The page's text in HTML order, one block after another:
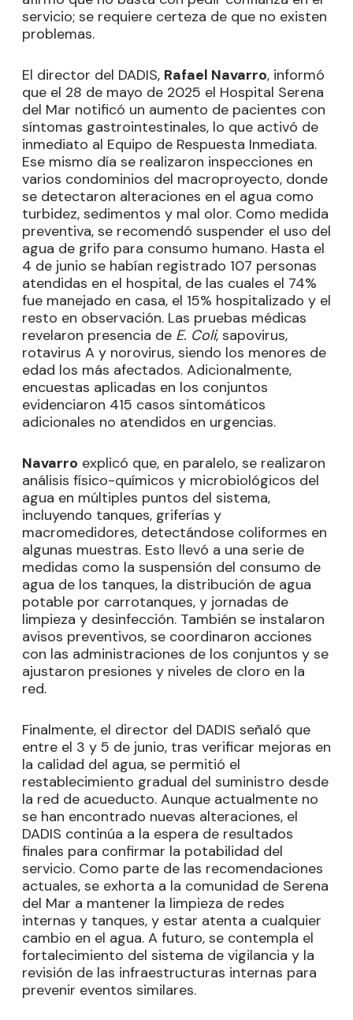
servicio; se requiere certeza de que no existen
problemas.
El director del DADIS, Rafael Navarro, informó
que el 28 de mayo de 2025 el Hospital Serena
del Mar notificó un aumento de pacientes con
síntomas gastrointestinales, lo que activó de
inmediato al Equipo de Respuesta Inmediata.
Ese mismo día se realizaron inspecciones en
varios condominios del macroproyecto, donde
se detectaron alteraciones en el agua como
turbidez, sedimentos y mal olor. Como medida
preventiva, se recomendó suspender el uso del
agua de grifo para consumo humano. Hasta el
4 de junio se habían registrado 107 personas
atendidas en el hospital, de las cuales el 74%
fue manejado en casa, el 15% hospitalizado y el
resto en observación. Las pruebas médicas
revelaron presencia de E. Coli, sapovirus,
rotavirus A y norovirus, siendo los menores de
edad los más afectados. Adicionalmente,
encuestas aplicadas en los conjuntos
evidenciaron 415 casos sintomáticos
adicionales no atendidos en urgencias.
Navarro explicó que, en paralelo, se realizaron
análisis físico-químicos y microbiológicos del
agua en múltiples puntos del sistema,
incluyendo tanques, griferías y
macromedidores, detectándose coliformes en
algunas muestras. Esto llevó a una serie de
medidas como la suspensión del consumo de
agua de los tanques, la distribución de agua
potable por carrotanques, y jornadas de
limpieza y desinfección. También se instalaron
avisos preventivos, se coordinaron acciones
con las administraciones de los conjuntos y se
ajustaron presiones y niveles de cloro en la
red.
Finalmente, el director del DADIS señaló que
entre el 3 y 5 de junio, tras verificar mejoras en
la calidad del agua, se permitió el
restablecimiento gradual del suministro desde
la red de acueducto. Aunque actualmente no
se han encontrado nuevas alteraciones, el
DADIS continúa a la espera de resultados
finales para confirmar la potabilidad del
servicio. Como parte de las recomendaciones
actuales, se exhorta a la comunidad de Serena
del Mar a mantener la limpieza de redes
internas y tanques, y estar atenta a cualquier
cambio en el agua. A futuro, se contempla el
fortalecimiento del sistema de vigilancia y la
revisión de las infraestructuras internas para
prevenir eventos similares.